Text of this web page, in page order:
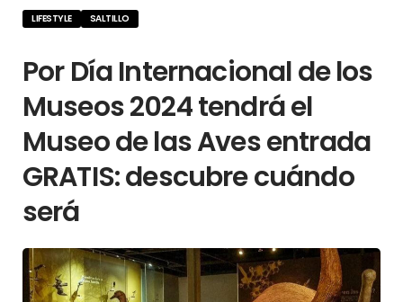
LIFESTYLE SALTILLO
Por Día Internacional de los
Museos 2024 tendrá el
Museo de las Aves entrada
GRATIS: descubre cuándo
será